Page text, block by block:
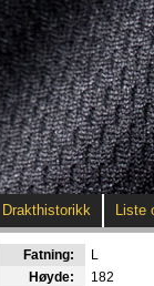
Drakthistorikk Liste
Fatning:
L
Høyde:
182